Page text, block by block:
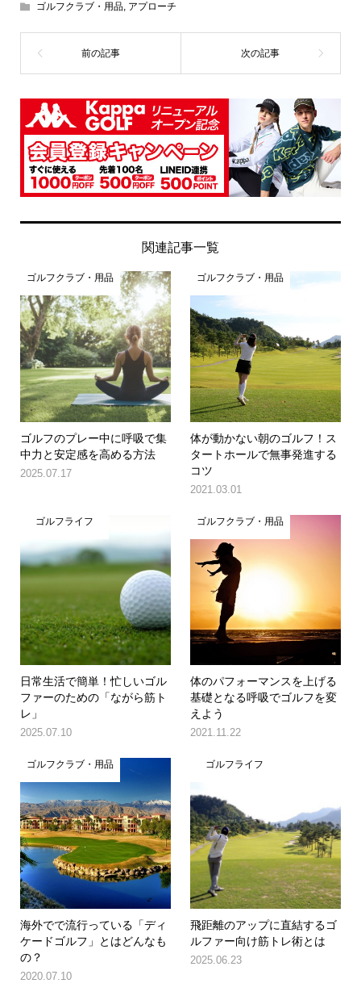
ゴルフクラブ・用品, アプローチ
関連記事一覧
ゴルフクラブ・用品
ゴルフのプレー中に呼吸で集
中力と安定感を高める方法
2025.07.17
ゴルフクラブ・用品
体が動かない朝のゴルフ！ス
タートホールで無事発進する
コツ
2021.03.01
ゴルフライフ
日常生活で簡単！忙しいゴル
ファーのための「ながら筋ト
レ」
2025.07.10
ゴルフクラブ・用品
体のパフォーマンスを上げる
基礎となる呼吸でゴルフを変
えよう
2021.11.22
ゴルフクラブ・用品
海外でで流行っている「ディ
ケードゴルフ」とはどんなも
の？
2020.07.10
ゴルフライフ
飛距離のアップに直結するゴ
ルファー向け筋トレ術とは
2025.06.23